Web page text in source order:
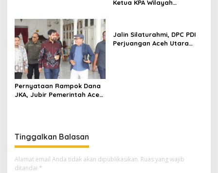
Ketua KPA Wilayah
Pernyataan Rampok Dana
JKA, Jubir Pemerintah Aceh:
Jalin Silaturahmi, DPC PDI
Perjuangan Aceh Utara
Tinggalkan Balasan
Alamat email Anda tidak akan dipublikasikan. Ruas yang wajib
ditandai *